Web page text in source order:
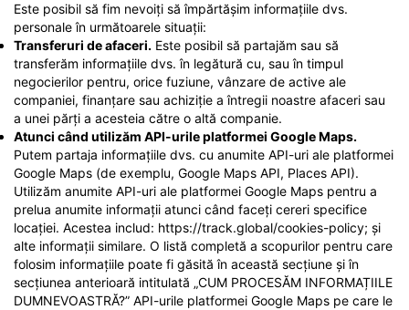
Este posibil să fim nevoiți să împărtășim informațiile dvs.
personale în următoarele situații:
Transferuri de afaceri. Este posibil să partajăm sau să
transferăm informațiile dvs. în legătură cu, sau în timpul
negocierilor pentru, orice fuziune, vânzare de active ale
companiei, finanțare sau achiziție a întregii noastre afaceri sau
a unei părți a acesteia către o altă companie.
Atunci când utilizăm API-urile platformei Google Maps.
Putem partaja informațiile dvs. cu anumite API-uri ale platformei
Google Maps (de exemplu, Google Maps API, Places API).
Utilizăm anumite API-uri ale platformei Google Maps pentru a
prelua anumite informații atunci când faceți cereri specifice
locației. Acestea includ: https://track.global/cookies-policy; și
alte informații similare. O listă completă a scopurilor pentru care
folosim informațiile poate fi găsită în această secțiune și în
secțiunea anterioară intitulată „CUM PROCESĂM INFORMAȚIILE
DUMNEVOASTRĂ?” API-urile platformei Google Maps pe care le